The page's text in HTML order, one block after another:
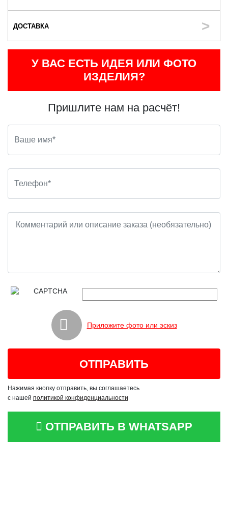
ДОСТАВКА
У ВАС ЕСТЬ ИДЕЯ ИЛИ ФОТО
ИЗДЕЛИЯ?
Пришлите нам на расчёт!
Приложите фото или эскиз
Нажимая кнопку отправить, вы соглашаетесь
с нашей политикой конфиденциальности
ОТПРАВИТЬ В WHATSAPP